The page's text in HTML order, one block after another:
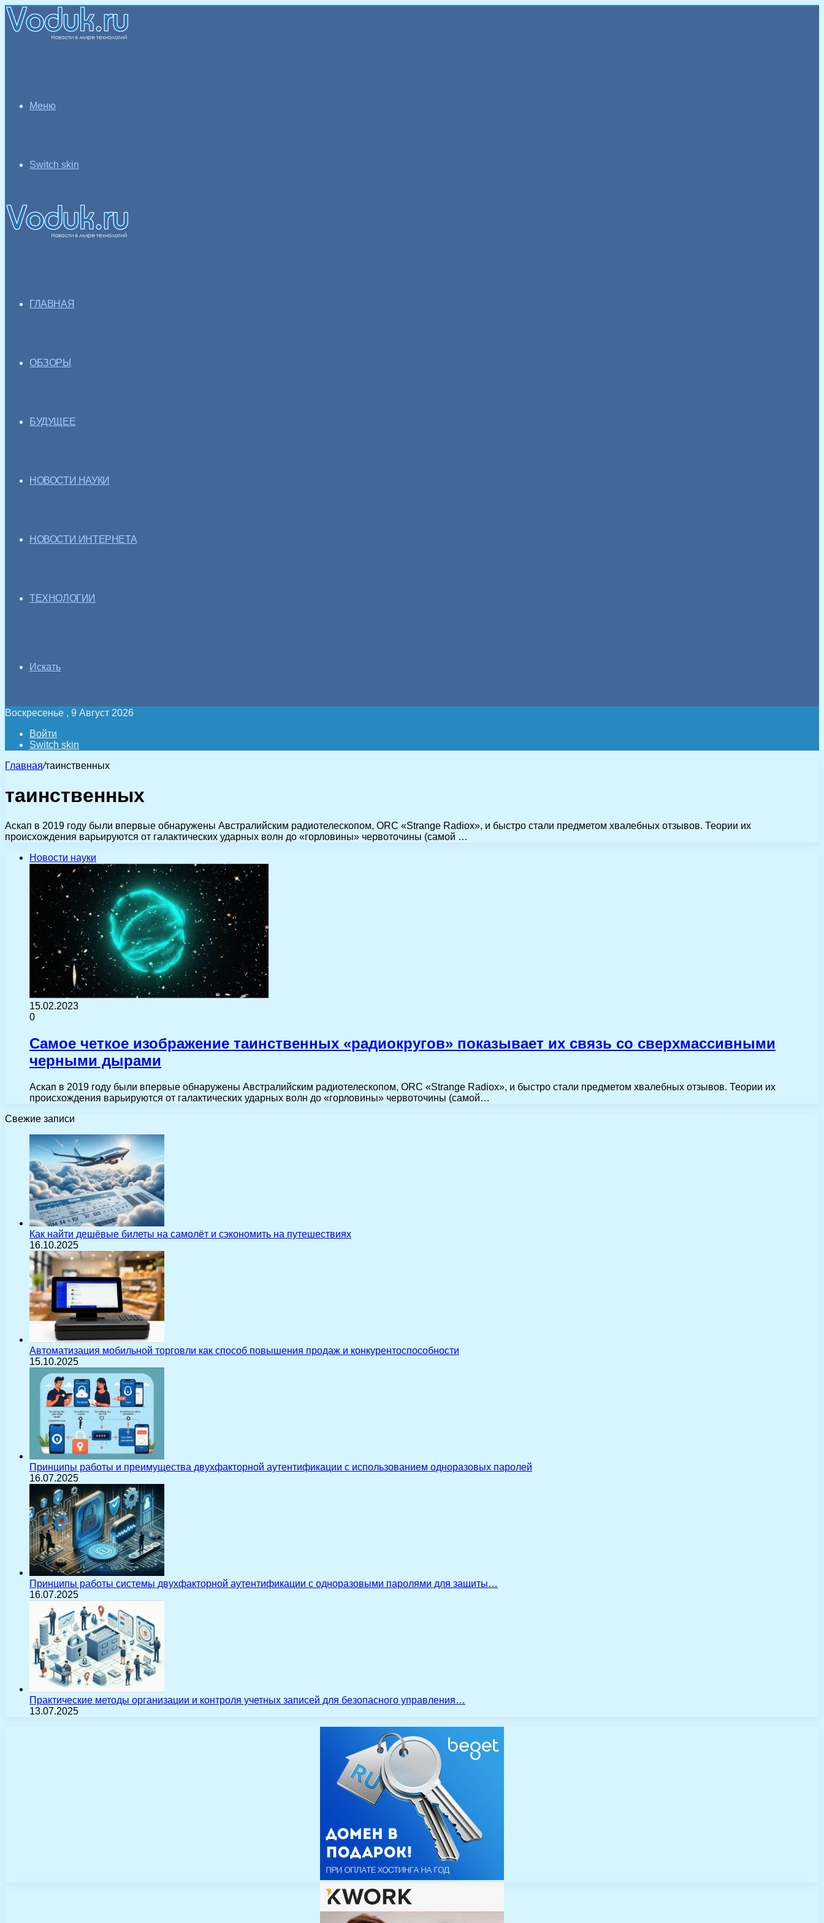
Меню
Switch skin
ГЛАВНАЯ
ОБЗОРЫ
БУДУЩЕЕ
НОВОСТИ НАУКИ
НОВОСТИ ИНТЕРНЕТА
ТЕХНОЛОГИИ
Искать
Воскресенье , 9 Август 2026
Войти
Switch skin
Главная/таинственных
таинственных
Аскап в 2019 году были впервые обнаружены Австралийским радиотелескопом, ORC «Strange Radiox», и быстро стали предметом хвалебных отзывов. Теории их
происхождения варьируются от галактических ударных волн до «горловины» червоточины (самой …
Новости науки
15.02.2023
0
Самое четкое изображение таинственных «радиокругов» показывает их связь со сверхмассивными
черными дырами
Аскап в 2019 году были впервые обнаружены Австралийским радиотелескопом, ORC «Strange Radiox», и быстро стали предметом хвалебных отзывов. Теории их
происхождения варьируются от галактических ударных волн до «горловины» червоточины (самой…
Свежие записи
Как найти дешёвые билеты на самолёт и сэкономить на путешествиях
16.10.2025
Автоматизация мобильной торговли как способ повышения продаж и конкурентоспособности
15.10.2025
Принципы работы и преимущества двухфакторной аутентификации с использованием одноразовых паролей
16.07.2025
Принципы работы системы двухфакторной аутентификации с одноразовыми паролями для защиты…
16.07.2025
Практические методы организации и контроля учетных записей для безопасного управления…
13.07.2025